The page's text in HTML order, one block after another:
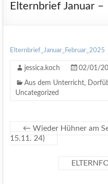
Elternbrief Januar
Elternbrief_Januar_Februar_2025
jessica.koch 02/01/
Aus dem Unterricht,
Uncategorized
← Wieder Hühner am
15.11. 24)